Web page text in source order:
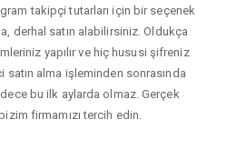
takipçi tutarları için bir seçenek
derhal satın alabilirsiniz. Oldukça
yapılır ve hiç hususi şifreniz
alma işleminden sonrasında
bu ilk aylarda olmaz. Gerçek
firmamızı tercih edin.